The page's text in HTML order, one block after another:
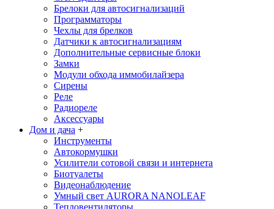
Брелоки для автосигнализаций
Программаторы
Чехлы для брелков
Датчики к автосигнализациям
Дополнительные сервисные блоки
Замки
Модули обхода иммобилайзера
Сирены
Реле
Радиореле
Аксессуары
Дом и дача +
Инструменты
Автокормушки
Усилители сотовой связи и интернета
Биотуалеты
Видеонаблюдение
Умный свет AURORA NANOLEAF
Тепловентиляторы